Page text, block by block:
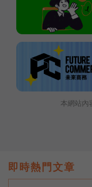
本網站內
即時熱門文章